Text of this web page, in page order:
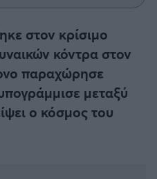
στον κρίσιμο
κόντρα στον
παραχώρησε
μεταξύ
ο κόσμος του